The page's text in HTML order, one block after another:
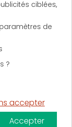
peut
total de
des sommes
à un crédit
de dépense
mensuel
invalidité est
du contrat.
ciblées,
de
?
accepter
Accepter